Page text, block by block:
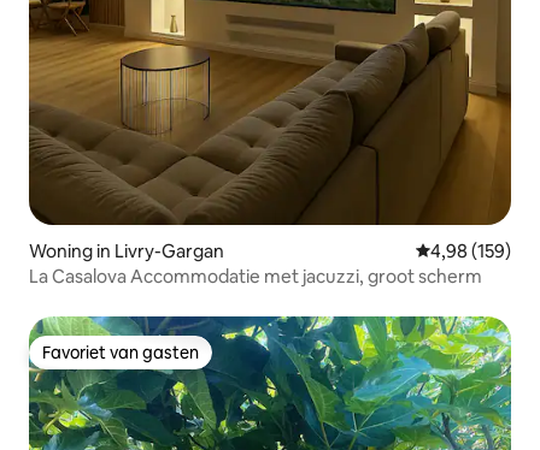
Woning in Livry-Gargan Gemiddelde
4,98 (159)
La Casalova Accommodatie met jacuzzi, groot scherm
Favoriet van gasten
Favoriet van gasten